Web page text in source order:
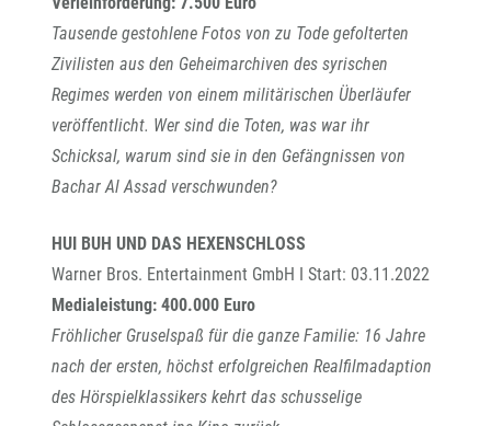
Tausende gestohlene Fotos von zu Tode gefolterten
Zivilisten aus den Geheimarchiven des syrischen
Regimes werden von einem militärischen Überläufer
veröffentlicht. Wer sind die Toten, was war ihr
Schicksal, warum sind sie in den Gefängnissen von
Bachar Al Assad verschwunden?
HUI BUH UND DAS HEXENSCHLOSS
Warner Bros. Entertainment GmbH I Start: 03.11.2022
Medialeistung: 400.000 Euro
Fröhlicher Gruselspaß für die ganze Familie: 16 Jahre
nach der ersten, höchst erfolgreichen Realfilmadaption
des Hörspielklassikers kehrt das schusselige